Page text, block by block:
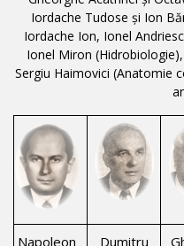
Iordache Tudose și Ion
Iordache Ion, Ionel
Ionel Miron
Sergiu Haimovici (Anatomie
Napoleon Dumitru